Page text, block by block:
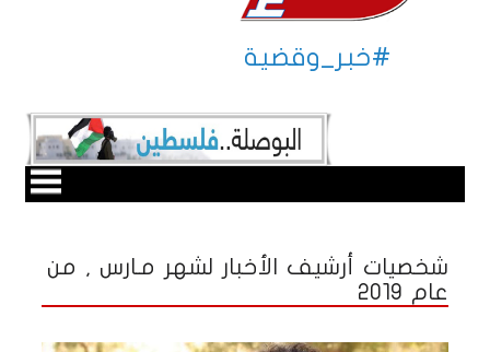
#خبر_وقضية
شخصيات أرشيف الأخبار لشهر مـارس , من
عام 2019